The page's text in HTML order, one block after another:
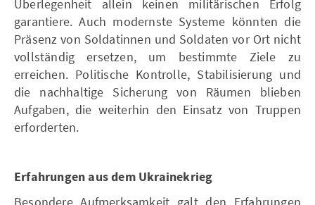
Überlegenheit allein keinen militärischen Erfolg
garantiere. Auch modernste Systeme könnten die
Präsenz von Soldatinnen und Soldaten vor Ort nicht
vollständig ersetzen, um bestimmte Ziele zu
erreichen. Politische Kontrolle, Stabilisierung und
die nachhaltige Sicherung von Räumen blieben
Aufgaben, die weiterhin den Einsatz von Truppen
erforderten.
Erfahrungen aus dem Ukrainekrieg
Besondere Aufmerksamkeit galt den Erfahrungen